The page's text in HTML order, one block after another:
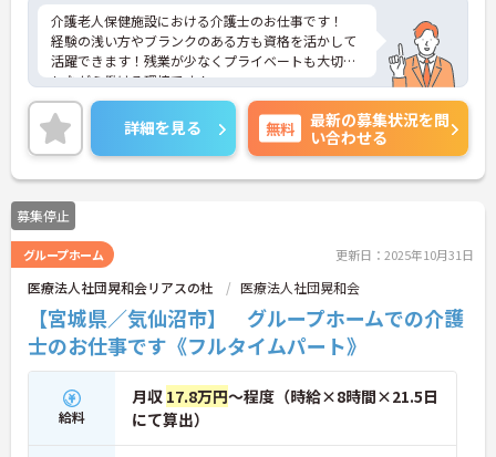
介護老人保健施設における介護士のお仕事です！
経験の浅い方やブランクのある方も資格を活かして
活躍できます！残業が少なくプライベートも大切に
しながら働ける環境です！
ご興味ある方には、面接のポイントなど、さらに詳
細をお話致しますのでお気軽にご相談ください。
詳細を見る 無料
最新の募集状況を問
い合わせる
募集停止
グループホーム 更新日：2025年10月31日
医療法人社団晃和会リアスの杜 医療法人社団晃和会
【宮城県／気仙沼市】 グループホームでの介護
士のお仕事です《フルタイムパート》
給料
月収 17.8万円～程度（時給×8時間×21.5日
にて算出）